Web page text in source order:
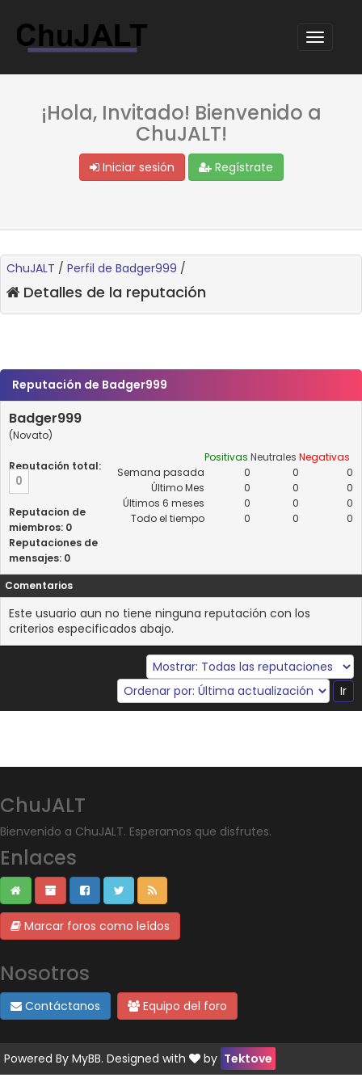
¡Hola, Invitado! Bienvenido a
ChuJALT!
Iniciar sesión Regístrate
ChuJALT / Perfil de Badger999 /
Detalles de la reputación
Reputación de Badger999
Badger999
(Novato)
Reputación total:
0
Reputacion de
miembros: 0
Reputaciones de
mensajes: 0
Positivas Neutrales Negativas
Semana pasada
0 0
0
Último Mes
0 0
0
Últimos 6 meses
0 0
0
Todo el tiempo
0 0 0
Comentarios
Este usuario aun no tiene ninguna reputación con los
criterios especificados abajo.
ChuJALT
Bienvenido a ChuJALT. Esperamos que disfrutes.
Enlaces
Marcar foros como leídos
Nosotros
Contáctanos Equipo del foro
Powered By MyBB. Designed with by Tektove